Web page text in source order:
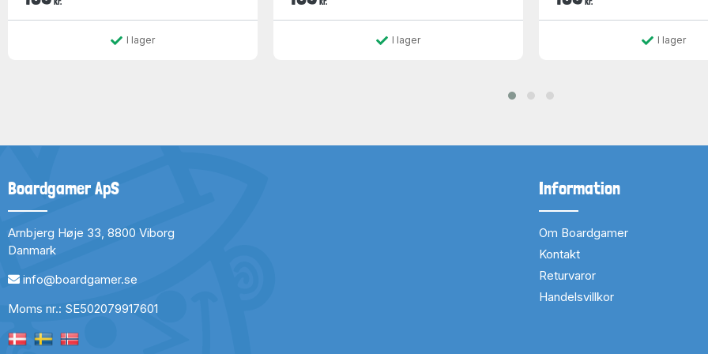
I lager I lager I lager
Boardgamer ApS
Arnbjerg Høje 33, 8800 Viborg
Danmark
info@boardgamer.se
Moms nr.: SE502079917601
Information
Om Boardgamer
Kontakt
Returvaror
Handelsvillkor